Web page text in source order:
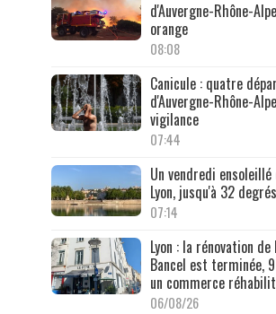
d'Auvergne-Rhône-
orange
08:08
Canicule : quatre
d'Auvergne-Rhône-
vigilance
07:44
Un vendredi
Lyon, jusqu'à 32
07:14
Lyon : la rénovation
Bancel est terminée,
un commerce
06/08/26